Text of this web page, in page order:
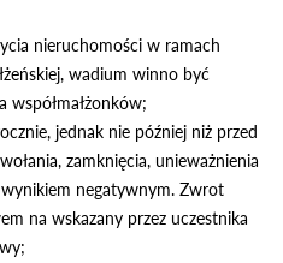
nieruchomości w ramach
wadium winno być
współmałżonków;
jednak nie później niż przed
zamknięcia, unieważnienia
negatywnym. Zwrot
na wskazany przez uczestnika